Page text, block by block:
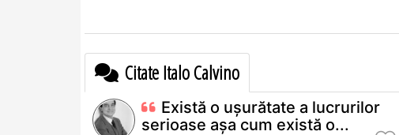
Citate Italo Calvino
Există o uşurătate a lucrurilor
serioase aşa cum există o...